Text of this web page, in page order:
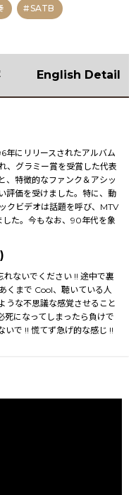
SATB
English Detail
にリリースされたアルバム
グラミー賞を受賞した代表
、特徴的なファンク＆アシッ
評価を受けました。特に、動
クビデオは話題を呼び、MTV
た。今もなお、90年代を象
ないでください !! 途中で裏
くまで Cool、聴いている人
うな不思議な感覚させること
死になってしまったら負けで
いで !! 慌てず急げ的な感じ !!